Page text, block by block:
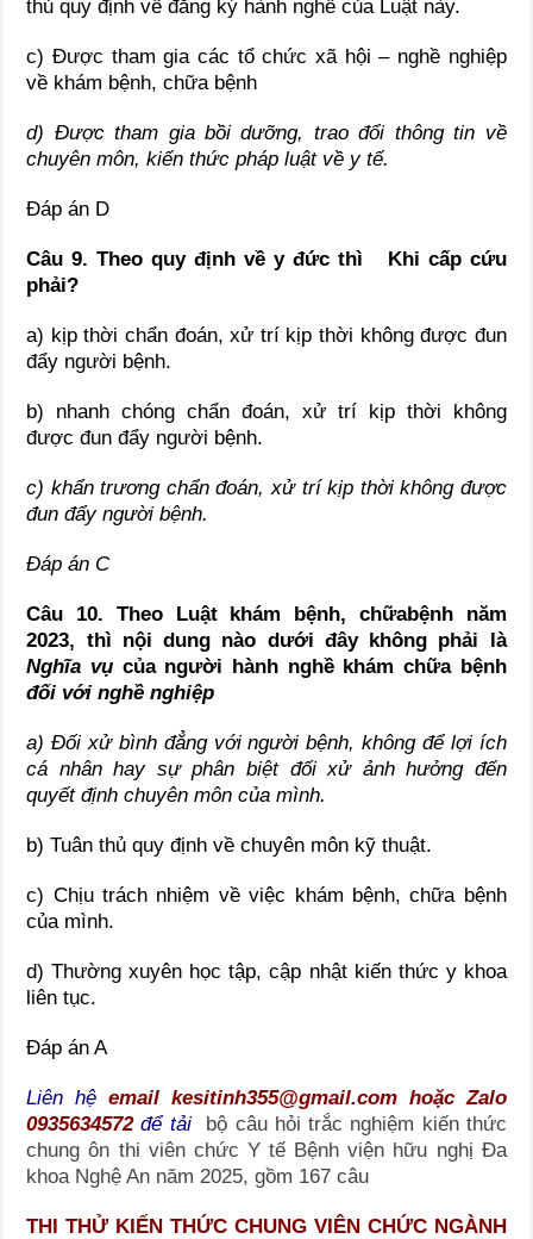
thủ quy định về đăng ký hành nghề của Luật này.
c) Được tham gia các tổ chức xã hội – nghề nghiệp
về khám bệnh, chữa bệnh
d) Được tham gia bồi dưỡng, trao đổi thông tin về
chuyên môn, kiến thức pháp luật về y tế.
Đáp án D
Câu 9.Theo quy định về y đức thì Khi cấp cứu
phải?
a) kịp thời chẩn đoán, xử trí kịp thời không được đun
đẩy người bệnh.
b) nhanh chóng chẩn đoán, xử trí kịp thời không
được đun đẩy người bệnh.
c) khẩn trương chẩn đoán, xử trí kịp thời không được
đun đẩy người bệnh.
Đáp án C
Câu 10. Theo Luật khám bệnh, chữabệnh năm
2023, thì nội dung nào dưới đây không phải là
Nghĩa vụ của người hành nghề khám chữa bệnh
đối với nghề nghiệp
a) Đối xử bình đẳng với người bệnh, không để lợi ích
cá nhân hay sự phân biệt đối xử ảnh hưởng đến
quyết định chuyên môn của mình.
b) Tuân thủ quy định về chuyên môn kỹ thuật.
c) Chịu trách nhiệm về việc khám bệnh, chữa bệnh
của mình.
d) Thường xuyên học tập, cập nhật kiến thức y khoa
liên tục.
Đáp án A
Liên hệemail kesitinh355@gmail.com hoặc Zalo
0935634572để tải bộ câu hỏi trắc nghiệm kiến thức
chung ôn thi viên chức Y tế Bệnh viện hữu nghị Đa
khoa Nghệ An năm 2025, gồm 167 câu
THI THỬ KIẾN THỨC CHUNG VIÊN CHỨC NGÀNH